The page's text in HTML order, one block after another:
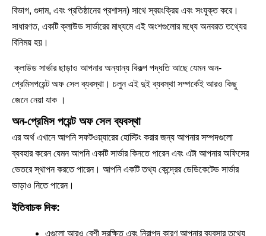
বিভাগ, গুদাম, এবং প্রতিষ্ঠানের প্রশাসন) সাথে স্বয়ংক্রিয় এবং সংযুক্ত করে।
সাধারণত, একটি ক্লাউড সার্ভারের মাধ্যমে এই অংশগুলোর মধ্যে অনবরত তথ্যের
বিনিময় হয়।
ক্লাউড সার্ভার ছাড়াও আপনার অন্যান্য বিকল্প পদ্ধতি আছে যেমন অন-
প্রেমিসপয়েন্ট অফ সেল ব্যবস্থা। চলুন এই দুই ব্যবস্থা সম্পর্কেই আরও কিছু
জেনে নেয়া যাক ।
অন-প্রেমিস পয়েন্ট অফ সেল ব্যবস্থা
এর অর্থ এখানে আপনি সফটওয়্যারের হোস্টিং করার জন্য আপনার সম্পদগুলো
ব্যবহার করেন যেমন আপনি একটি সার্ভার কিনতে পারেন এবং এটা আপনার অফিসের
ভেতরে স্থাপন করতে পারেন। আপনি একটি তথ্য কেন্দ্রের ডেডিকেটেড সার্ভার
ভাড়াও নিতে পারেন।
ইতিবাচক দিক:
এগুলো আরও বেশী সুরক্ষিত এবং নিরাপদ কারণ আপনার ব্যবসার তথ্যে